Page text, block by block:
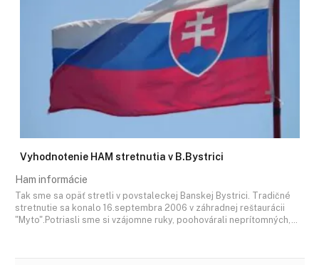
Vyhodnotenie HAM stretnutia v B.Bystrici
Ham informácie
Tak sme sa opäť stretli v povstaleckej Banskej Bystrici. Tradičné
stretnutie sa konalo 16.septembra 2006 v záhradnej reštaurácii
"Myto".Potriasli sme si vzájomne ruky, poohovárali neprítomných,…